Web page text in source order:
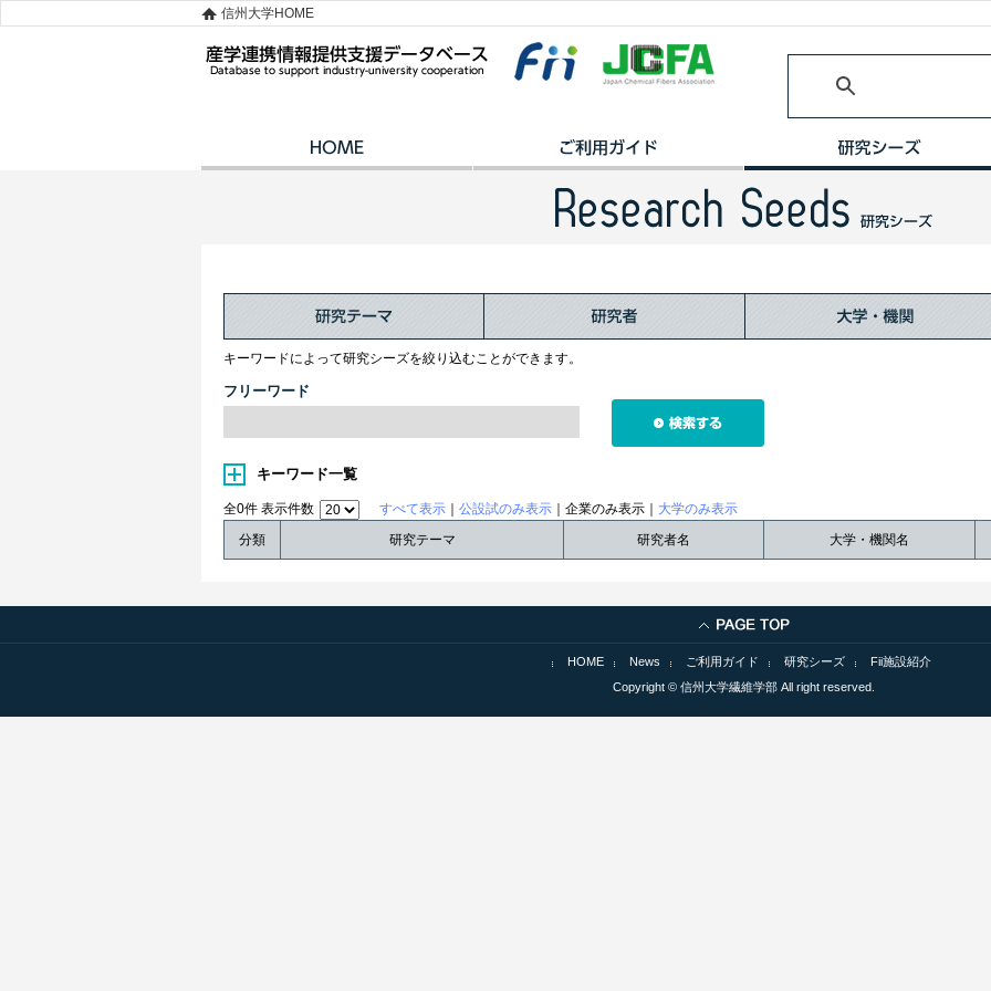
信州大学HOME
キーワードによって研究シーズを絞り込むことができます。
フリーワード
キーワード一覧
全0件 表示件数 すべて表示 公設試のみ表示 ｜企業のみ表示｜ 大学のみ表示
分類
研究テーマ 研究者名 大学・機関名
HOME News ご利用ガイド 研究シーズ
Fii施設紹介
Copyright © 信州大学繊維学部 All right reserved.